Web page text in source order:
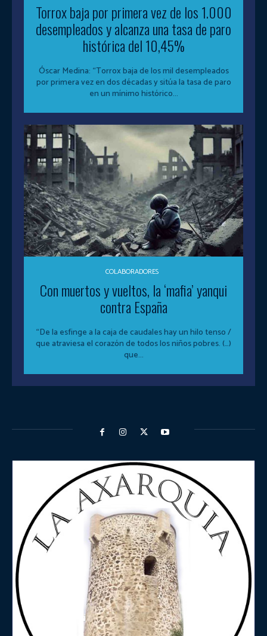
Torrox baja por primera vez de los 1.000
desempleados y alcanza una tasa de paro
histórica del 10,45%
Óscar Medina: “Torrox baja de los mil desempleados
por primera vez en dos décadas y sitúa la tasa de paro
en un mínimo histórico...
COLABORADORES
Con muertos y vueltos, la ‘mafia’ yanqui
contra España
“De la esfinge a la caja de caudales hay un hilo tenso /
que atraviesa el corazón de todos los niños pobres. (…)
que...